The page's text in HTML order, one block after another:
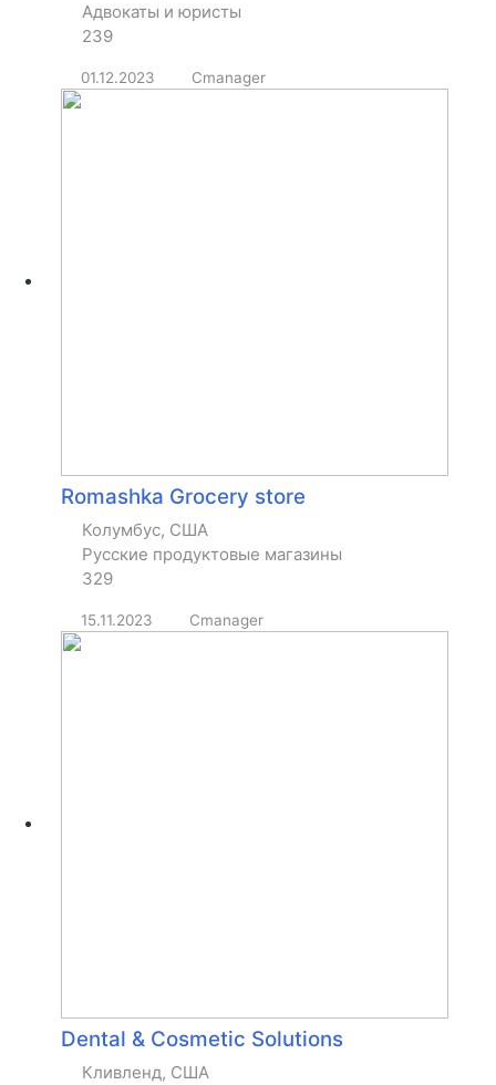
Адвокаты и юристы
239
01.12.2023 Cmanager
Romashka Grocery store
Колумбус, США
Русские продуктовые магазины
329
15.11.2023 Cmanager
Dental & Cosmetic Solutions
Кливленд, США